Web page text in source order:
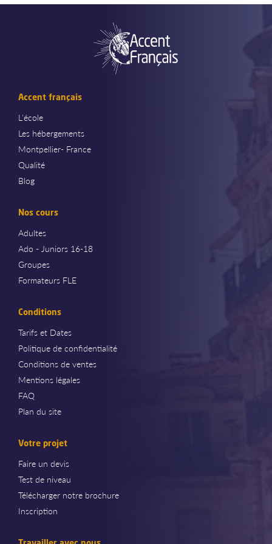
Accent français
L'école
Les hébergements
Montpellier- France
Qualité
Blog
Nos cours
Adultes
Ado - Juniors 16-18
Groupes
Formateurs FLE
Conditions
Tarifs et Dates
Politique de confidentialité
Conditions de ventes
Mentions légales
FAQ
Plan du site
Votre projet
Faire un devis
Test de niveau
Télécharger notre brochure
Inscription